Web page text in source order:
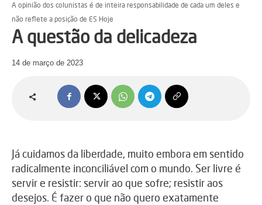
A opinião dos colunistas é de inteira responsabilidade de cada um deles e
não reflete a posição de ES Hoje
A questão da delicadeza
14 de março de 2023
Já cuidamos da liberdade, muito embora em sentido
radicalmente inconciliável com o mundo. Ser livre é
servir e resistir: servir ao que sofre; resistir aos
desejos. É fazer o que não quero exatamente